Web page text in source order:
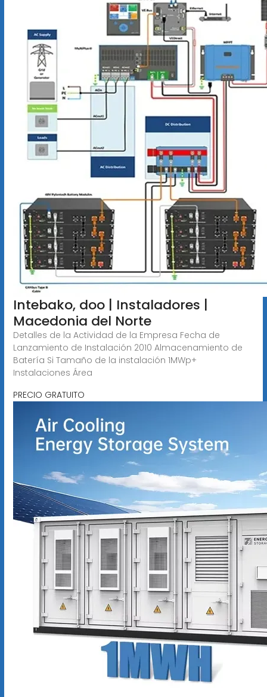
Intebako, doo | Instaladores |
Macedonia del Norte
Detalles de la Actividad de la Empresa Fecha de
Lanzamiento de Instalación 2010 Almacenamiento de
Batería Si Tamaño de la instalación 1MWp+
Instalaciones Área
PRECIO GRATUITO